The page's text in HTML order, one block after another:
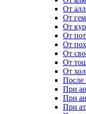
От
От
От
От
От
От
От
От
После
При
При
При